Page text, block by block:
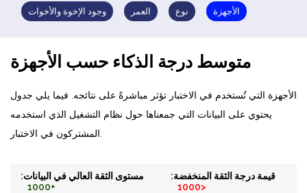
وجود الإخوة والأخوات العمر نوع الأجهزة
متوسط درجة الذكاء حسب الأجهزة
الأجهزة التي تُستخدم في الاختبار تؤثر مباشرةً على نتائجه. فيما يلي جدول
يحتوي على البيانات التي جمعناها حول نظام التشغيل الذي استخدمه
مستوى الثقة العالي في البيانات:
1000+
قيمة درجة الثقة المنخفضة:
<1000